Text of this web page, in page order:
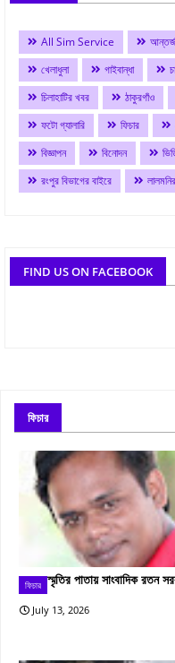
All Sim Service
খেলাধুলা
গাইবান্ধা
চিলাহাটির খবর
ঠাকুরগাঁও
ফটো গ্যালারি
ফিচার
বিজ্ঞাপন
বিনোদন
রংপুর বিভাগের বাইরে
FIND US ON FACEBOOK
ফিচার
ফিচার স্মৃতির পাতায় সাংবাদিক রতন
July 13, 2026